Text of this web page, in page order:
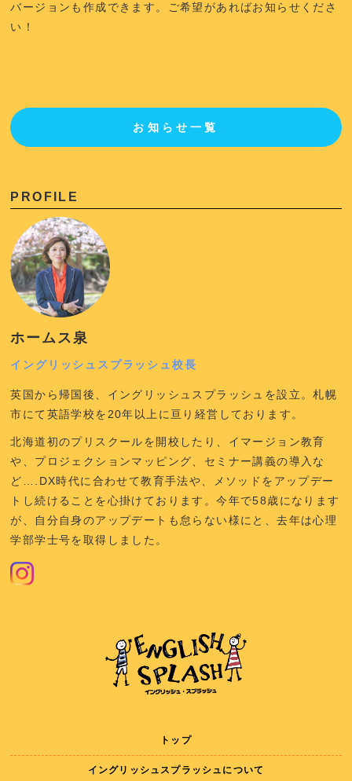
バージョンも作成できます。ご希望があればお知らせくださ
い！
お知らせ一覧
PROFILE
ホームス泉
イングリッシュスプラッシュ校長
英国から帰国後、イングリッシュスプラッシュを設立。札幌
市にて英語学校を20年以上に亘り経営しております。
北海道初のプリスクールを開校したり、イマージョン教育
や、プロジェクションマッピング、セミナー講義の導入な
ど….DX時代に合わせて教育手法や、メソッドをアップデー
トし続けることを心掛けております。今年で58歳になります
が、自分自身のアップデートも怠らない様にと、去年は心理
学部学士号を取得しました。
トップ
イングリッシュスプラッシュについて